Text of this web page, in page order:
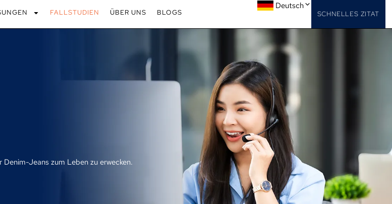
FALLSTUDIEN ÜBER UNS BLOGS SCHNELLES ZITAT
Deutsch
Jeans zum Leben zu erwecken.